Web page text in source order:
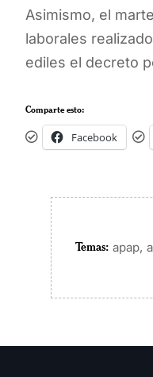
Asimismo, el
laborales
ediles el decreto
Comparte esto:
Facebook
Temas: apap,